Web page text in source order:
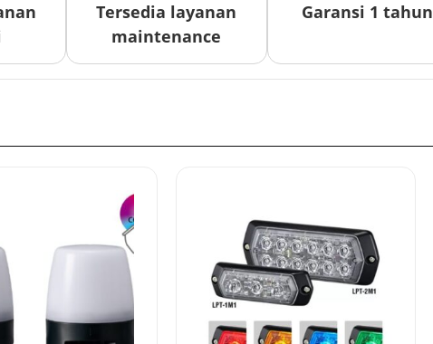
Tersedia layanan
maintenance
Garansi 1 tahun